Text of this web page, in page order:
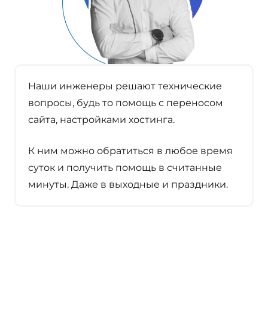
Наши инженеры решают технические
вопросы, будь то помощь с переносом
сайта, настройками хостинга.
К ним можно обратиться в любое время
суток и получить помощь в считанные
минуты. Даже в выходные и праздники.